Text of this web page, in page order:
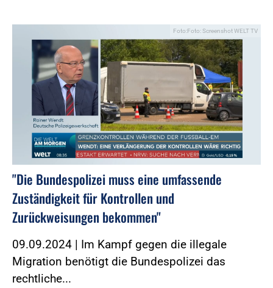
Foto:Foto: Screenshot WELT TV
"Die Bundespolizei muss eine umfassende
Zuständigkeit für Kontrollen und
Zurückweisungen bekommen"
09.09.2024 | Im Kampf gegen die illegale
Migration benötigt die Bundespolizei das
rechtliche...